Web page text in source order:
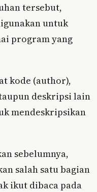
tersebut,
untuk
program yang
kode (author),
deskripsi lain
mendeskripsikan
sebelumnya,
salah satu bagian
ikut dibaca pada